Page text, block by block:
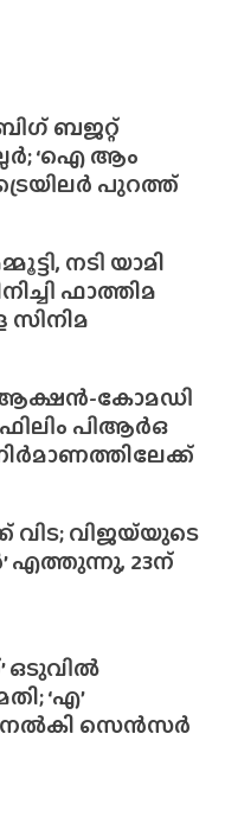
ബജറ്റ്
‘ഐ ആം
ട്രെയിലർ പുറത്ത്
നടി യാമി
ഫാത്തിമ
സിനിമ
ആക്ഷൻ-കോമഡി
പിആർഒ
വിട; വിജയ്‌യുടെ
എത്തുന്നു, 23ന്
ഒടുവിൽ
‘എ’
നൽകി സെൻസർ